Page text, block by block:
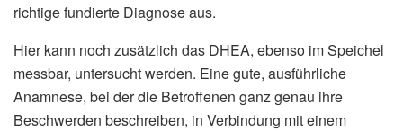
richtige fundierte Diagnose aus.
Hier kann noch zusätzlich das DHEA, ebenso im Speichel
messbar, untersucht werden. Eine gute, ausführliche
Anamnese, bei der die Betroffenen ganz genau ihre
Beschwerden beschreiben, in Verbindung mit einem